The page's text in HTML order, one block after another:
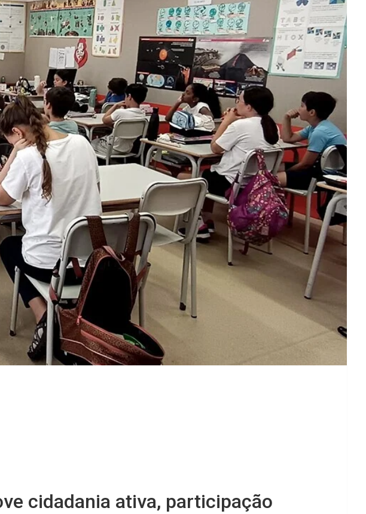
cidadania ativa, participação